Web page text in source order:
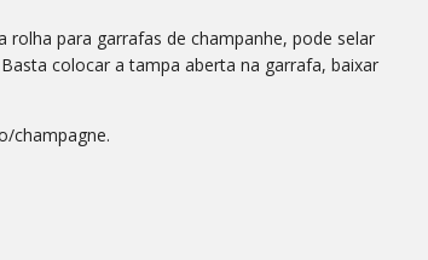
rolha para garrafas de champanhe, pode selar
colocar a tampa aberta na garrafa, baixar
champagne.